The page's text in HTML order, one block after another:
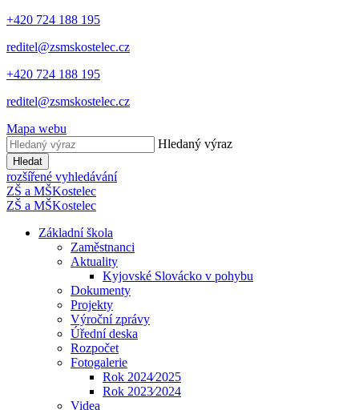
+420 724 188 195
reditel@zsmskostelec.cz
+420 724 188 195
reditel@zsmskostelec.cz
Mapa webu
Hledaný výraz
Hledat
rozšířené vyhledávání
ZŠ a MŠKostelec
ZŠ a MŠKostelec
Základní škola
Zaměstnanci
Aktuality
Kyjovské Slovácko v pohybu
Dokumenty
Projekty
Výroční zprávy
Úřední deska
Rozpočet
Fotogalerie
Rok 2024⁄2025
Rok 2023⁄2024
Videa